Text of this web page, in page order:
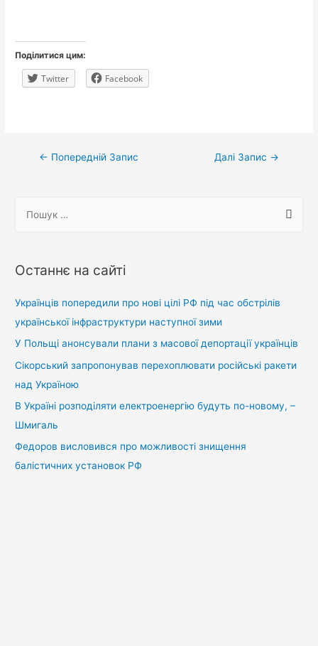
Поділитися цим:
Twitter Facebook
Навігація
← Попередній Запис Далі Запис →
у
:
Останнє на сайті
Українців попередили про нові цілі РФ під час обстрілів
української інфраструктури наступної зими
У Польщі анонсували плани з масової депортації українців
Сікорський запропонував перехоплювати російські ракети
над Україною
В Україні розподіляти електроенергію будуть по-новому, –
Шмигаль
Федоров висловився про можливості знищення
балістичних установок РФ